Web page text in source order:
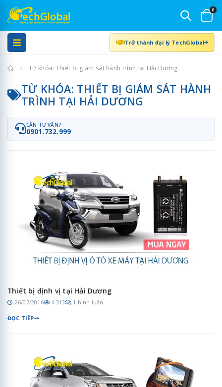
0
Trở thành đại lý TechGlobal
Trang chủTừ khóa: Thiết bị giám sát hành trình tại Hải Dương
TỪ KHÓA: THIẾT BỊ GIÁM SÁT HÀNH
TRÌNH TẠI HẢI DƯƠNG
CẦN TƯ VẤN?
0901.732.999
Thiết bị định vị tại Hải Dương
26/07/2016 4.313 1 bình luận
ĐỌC TIẾP